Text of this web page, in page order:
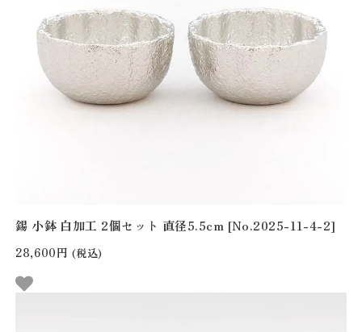
錫 小鉢 白加工 2個セット 直径5.5cm [No.2025-11-4-2]
28,600円 (税込)